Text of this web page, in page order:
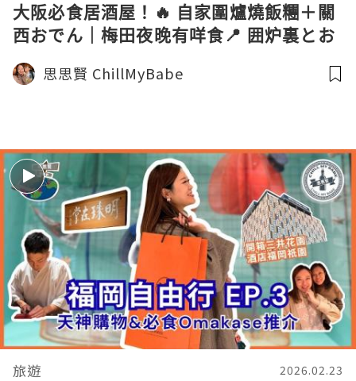
大阪必食居酒屋！🔥 自家圍爐燒飯糰＋關
西おでん｜梅田夜晚有咩食📍 囲炉裏とお
でん 丸井
思思賢 ChillMyBabe
旅遊 2026.02.23